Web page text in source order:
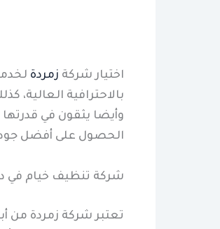
اختيار شركة زمردة
بالاحترافية العالية،
وأيضا يثقون في
الحصول على أفضل
شركة تنظيف خيام في
تعتبر شركة زمردة من